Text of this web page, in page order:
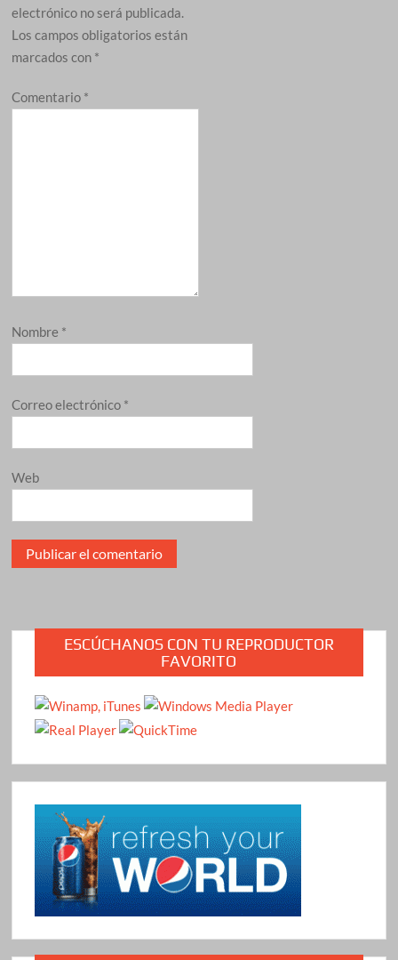
electrónico no será publicada.
Los campos obligatorios están
marcados con *
Comentario *
Nombre *
Correo electrónico *
Web
ESCÚCHANOS CON TU REPRODUCTOR
FAVORITO